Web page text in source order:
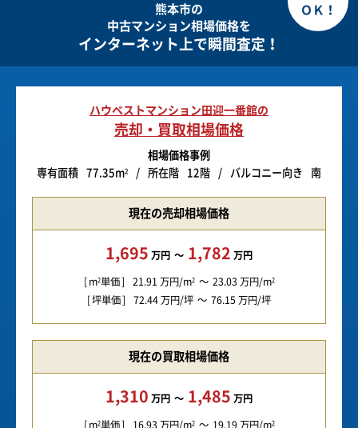
熊本市の
中古マンション相場価格を
インターネット上で瞬間査定！
ハウベストマンション田迎一番館の
売却・買取相場価格
相場価格事例
専有面積
77.35m2 所在階 12階 バルコニー向き 南
現在の売却相場価格
1,695 万円 1,782 万円
m2単価 21.91 万円/m2 23.03 万円/m2
坪単価 72.44 万円/坪 76.15 万円/坪
現在の買取相場価格
1,310 万円 1,485 万円
m2単価 16.93 万円/m2 19.19 万円/m2